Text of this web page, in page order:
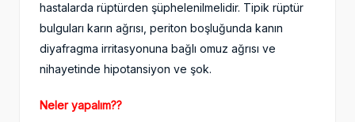
hastalarda rüptürden şüphelenilmelidir. Tipik rüptür
bulguları karın ağrısı, periton boşluğunda kanın
diyafragma irritasyonuna bağlı omuz ağrısı ve
nihayetinde hipotansiyon ve şok.
Neler yapalım??